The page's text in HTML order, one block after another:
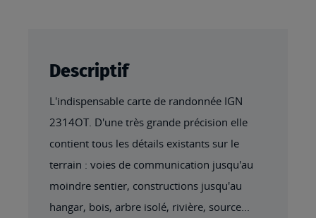
Descriptif
L'indispensable carte de randonnée IGN
2314OT. D'une très grande précision elle
contient tous les détails existants sur le
terrain : voies de communication jusqu'au
moindre sentier, constructions jusqu'au
hangar, bois, arbre isolé, rivière, source...